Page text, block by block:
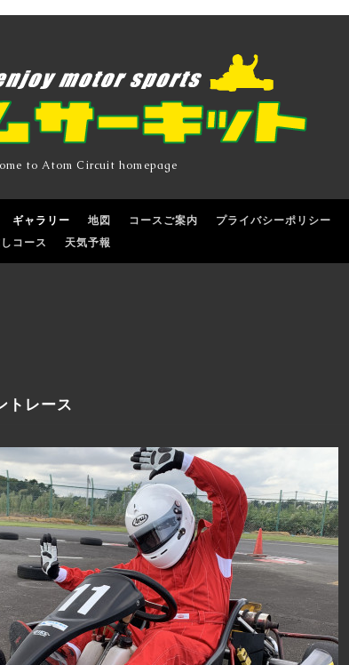
to Atom Circuit homepage
ギャラリー 地図 コースご案内 プライバシーポリシー
コース 天気予報
レース